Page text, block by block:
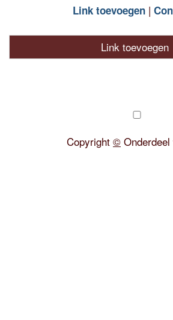
Link toevoegen
Link toevoegen
Copyright ©